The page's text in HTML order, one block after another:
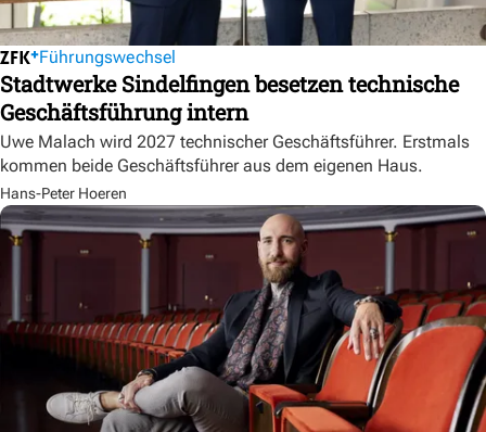
Führungswechsel
Stadtwerke Sindelfingen besetzen technische
Geschäftsführung intern
Uwe Malach wird 2027 technischer Geschäftsführer. Erstmals
kommen beide Geschäftsführer aus dem eigenen Haus.
Hans-Peter Hoeren